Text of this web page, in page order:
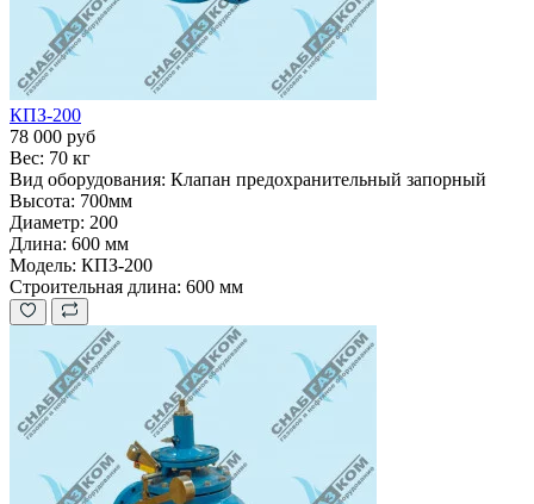
КПЗ-200
78 000 руб
Вес: 70 кг
Вид оборудования: Клапан предохранительный запорный
Высота: 700мм
Диаметр: 200
Длина: 600 мм
Модель: КПЗ-200
Строительная длина: 600 мм